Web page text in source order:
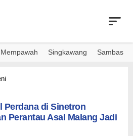
Mempawah Singkawang Sambas
Perdana
di
Perdana di Sinetron
Perantau Asal Malang Jadi